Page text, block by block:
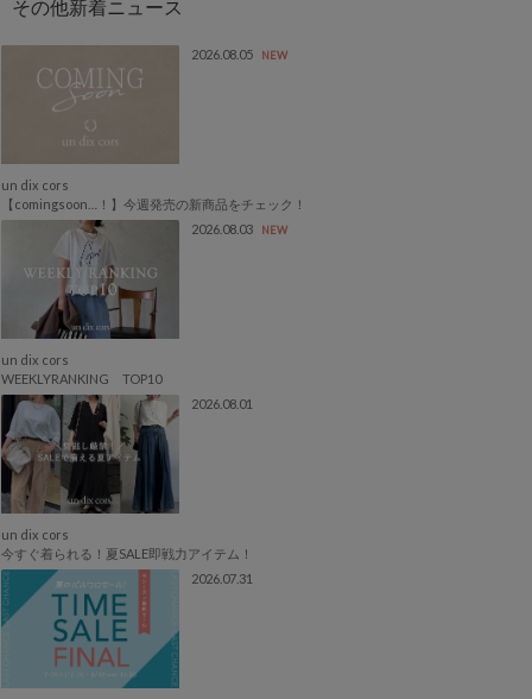
2026.08.05 NEW
un dix cors
【comingsoon…！】今週発売の新商品をチェック！
2026.08.03
NEW
un dix cors
WEEKLYRANKING TOP10
2026.08.01
un dix cors
今すぐ着られる！夏SALE即戦力アイテム！
2026.07.31